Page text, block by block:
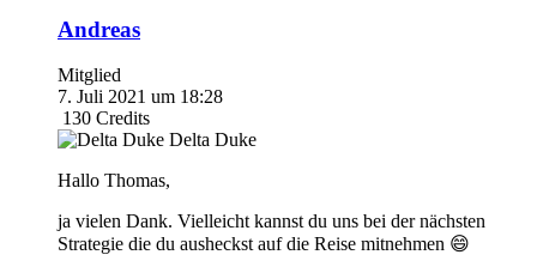
Andreas
Mitglied
7. Juli 2021 um 18:28
130 Credits
Delta Duke
Hallo Thomas,
ja vielen Dank. Vielleicht kannst du uns bei der nächsten
Strategie die du ausheckst auf die Reise mitnehmen 😄